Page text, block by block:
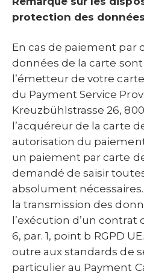
protection des
En cas de paiement par
données de la carte
l’émetteur de votre
du Payment Service
Kreuzbühlstrasse 26,
l’acquéreur de la carte
autorisation du
un paiement par carte
demandé de saisir
absolument
la transmission des
l’exécution d’un
6, par. 1, point b RGPD
outre aux standards de
particulier au Payment